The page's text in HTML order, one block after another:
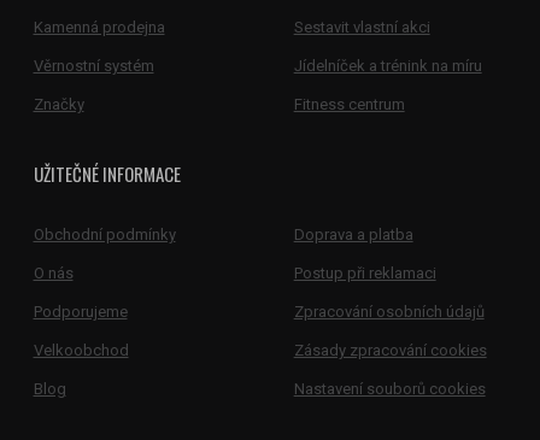
Kamenná prodejna Sestavit vlastní akci
Věrnostní systém Jídelníček a trénink na míru
Značky Fitness centrum
UŽITEČNÉ INFORMACE
Obchodní podmínky Doprava a platba
O nás Postup při reklamaci
Podporujeme Zpracování osobních údajů
Velkoobchod Zásady zpracování cookies
Blog Nastavení souborů cookies